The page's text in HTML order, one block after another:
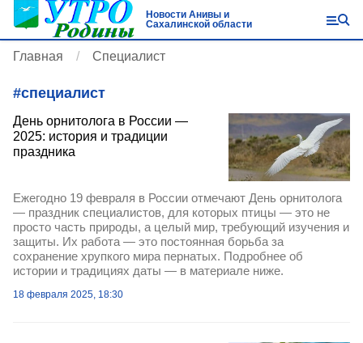
Новости Анивы и
Сахалинской области
Главная Специалист
#специалист
День орнитолога в России —
2025: история и традиции
праздника
Ежегодно 19 февраля в России отмечают День орнитолога
— праздник специалистов, для которых птицы — это не
просто часть природы, а целый мир, требующий изучения и
защиты. Их работа — это постоянная борьба за
сохранение хрупкого мира пернатых. Подробнее об
истории и традициях даты — в материале ниже.
18 февраля 2025, 18:30